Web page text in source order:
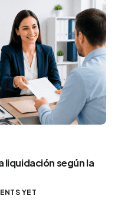
liquidación según la
YET